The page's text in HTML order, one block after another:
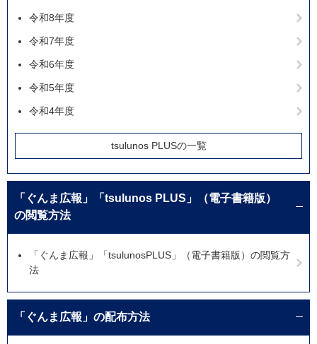
令和8年度
令和7年度
令和6年度
令和5年度
令和4年度
tsulunos PLUSの一覧
「ぐんま広報」「tsulunos PLUS」（電子書籍版）
の閲覧方法
「ぐんま広報」「tsulunosPLUS」（電子書籍版）の閲覧方
法
「ぐんま広報」の配布方法